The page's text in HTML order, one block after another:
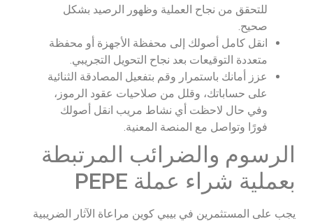
للتحقق من نجاح العملية وظهور الرصيد بشكل
صحيح.
انقل كامل أصولك إلى محفظة الأجهزة أو محفظة
متعددة التوقيعات بعد نجاح التحويل التجريبي.
عزز أمانك باستمرار وقم بتفعيل المصادقة الثنائية
على حساباتك، وقلل من صلاحيات عقود الرموز،
وفي حال لاحظت أي نشاط مريب انقل أصولك
فورًا وتواصل مع المنصة المعنية.
الرسوم والضرائب المرتبطة
بعملية شراء عملة PEPE
يجب على المستثمرين في بيبي كوين مراعاة الآثار الضريبية